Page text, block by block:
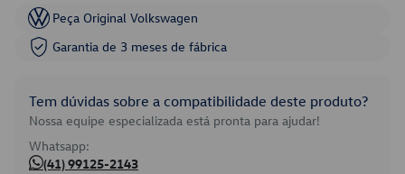
Peça Original Volkswagen
Garantia de 3 meses de fábrica
Tem dúvidas sobre a compatibilidade deste produto?
Nossa equipe especializada está pronta para ajudar!
Whatsapp:
(41) 99125-2143